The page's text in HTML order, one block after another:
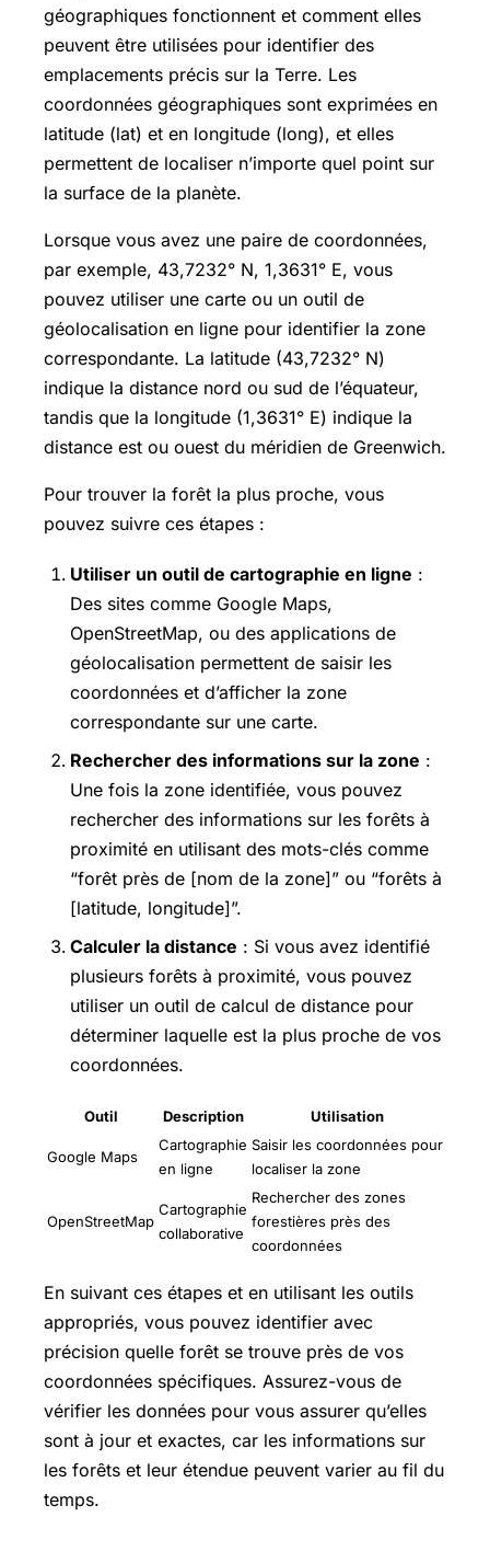
géographiques fonctionnent et comment elles
peuvent être utilisées pour identifier des
emplacements précis sur la Terre. Les
coordonnées géographiques sont exprimées en
latitude (lat) et en longitude (long), et elles
permettent de localiser n’importe quel point sur
la surface de la planète.
Lorsque vous avez une paire de coordonnées,
par exemple, 43,7232° N, 1,3631° E, vous
pouvez utiliser une carte ou un outil de
géolocalisation en ligne pour identifier la zone
correspondante. La latitude (43,7232° N)
indique la distance nord ou sud de l’équateur,
tandis que la longitude (1,3631° E) indique la
distance est ou ouest du méridien de Greenwich.
Pour trouver la forêt la plus proche, vous
pouvez suivre ces étapes :
Utiliser un outil de cartographie en ligne :
Des sites comme Google Maps,
OpenStreetMap, ou des applications de
géolocalisation permettent de saisir les
coordonnées et d’afficher la zone
correspondante sur une carte.
Rechercher des informations sur la zone :
Une fois la zone identifiée, vous pouvez
rechercher des informations sur les forêts à
proximité en utilisant des mots-clés comme
“forêt près de [nom de la zone]” ou “forêts à
[latitude, longitude]”.
Calculer la distance : Si vous avez identifié
plusieurs forêts à proximité, vous pouvez
utiliser un outil de calcul de distance pour
déterminer laquelle est la plus proche de vos
coordonnées.
Outil Description Utilisation
Google Maps
Cartographie
en ligne
Saisir les coordonnées pour
localiser la zone
OpenStreetMap
Cartographie
collaborative
Rechercher des zones
forestières près des
coordonnées
En suivant ces étapes et en utilisant les outils
appropriés, vous pouvez identifier avec
précision quelle forêt se trouve près de vos
coordonnées spécifiques. Assurez-vous de
vérifier les données pour vous assurer qu’elles
sont à jour et exactes, car les informations sur
les forêts et leur étendue peuvent varier au fil du
temps.